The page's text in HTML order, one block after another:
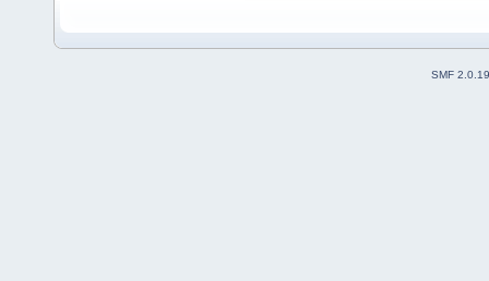
SMF 2.0.19